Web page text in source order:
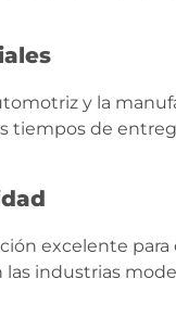
y la
tiempos de
excelente
industrias